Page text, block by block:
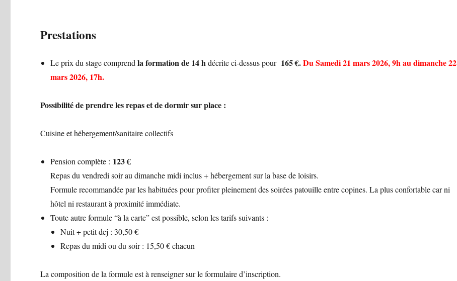
Prestations
Le prix du stage comprendla formation de 14 hdécrite ci-dessus pour 165 €.Du Samedi 21 mars 2026, 9h au dimanche 22
mars 2026, 17h.
Possibilité de prendre les repas et de dormir sur place :
Cuisine et hébergement/sanitaire collectifs
Pension complète : 123 €
Repas du vendredi soir au dimanche midi inclus + hébergement sur la base de loisirs.
Formule recommandée par les habituées pour profiter pleinement des soirées patouille entre copines. La plus confortable car ni
hôtel ni restaurant à proximité immédiate.
Toute autre formule “à la carte” est possible, selon les tarifs suivants :
Nuit + petit dej : 30,50 €
Repas du midi ou du soir : 15,50 € chacun
La composition de la formule est à renseigner sur le formulaire d’inscription.